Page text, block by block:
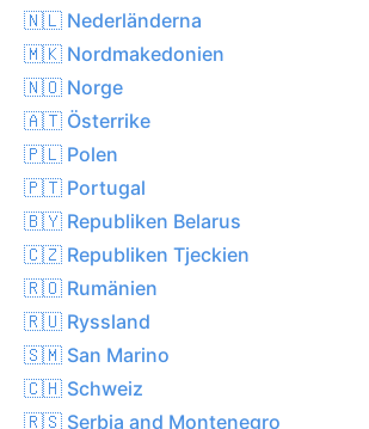
🇳🇱 Nederländerna
🇲🇰 Nordmakedonien
🇳🇴 Norge
🇦🇹 Österrike
🇵🇱 Polen
🇵🇹 Portugal
🇧🇾 Republiken Belarus
🇨🇿 Republiken Tjeckien
🇷🇴 Rumänien
🇷🇺 Ryssland
🇸🇲 San Marino
🇨🇭 Schweiz
🇷🇸 Serbia and Montenegro